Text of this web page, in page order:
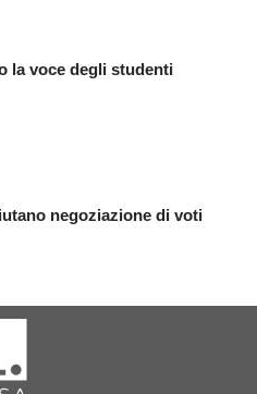
la voce degli studenti
negoziazione di voti